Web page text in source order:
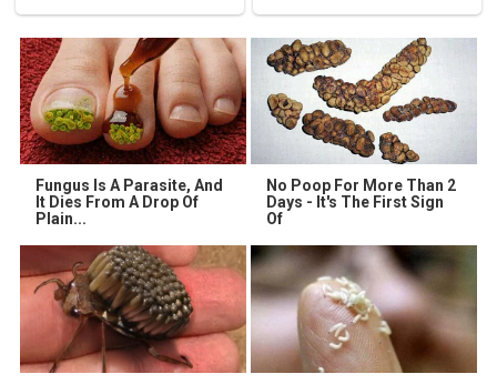
Fungus Is A Parasite, And
It Dies From A Drop Of
Plain...
No Poop For More Than 2
Days - It's The First Sign
Of